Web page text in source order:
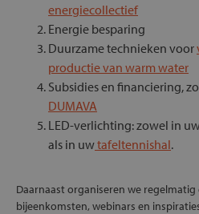
energiecollectief
Energie besparing
Duurzame technieken voor
productie van warm water
Subsidies en financiering,
DUMAVA
LED-verlichting: zowel in
als in uwtafeltennishal.
Daarnaast organiseren we
bijeenkomsten, webinars en